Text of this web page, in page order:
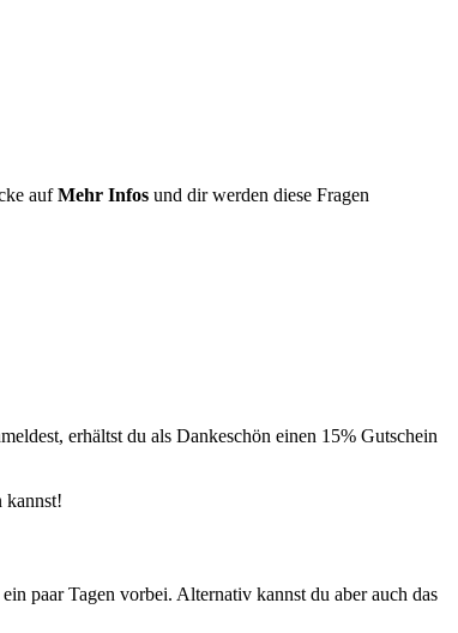
aufMehr Infos und dir werden diese Fragen
erhältst du als Dankeschön einen 15% Gutschein
kannst!
paar Tagen vorbei. Alternativ kannst du aber auch das